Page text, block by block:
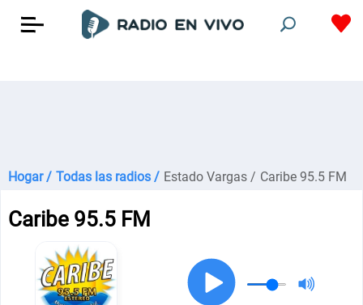
Hogar / Todas las radios / Estado Vargas / Caribe 95.5 FM
Caribe 95.5 FM